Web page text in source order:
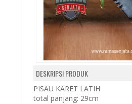
DESKRIPSI PRODUK
PISAU KARET LATIH
total panjang: 29cm